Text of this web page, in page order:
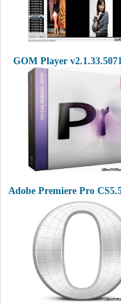
GOM Player
Adobe Premiere Pro